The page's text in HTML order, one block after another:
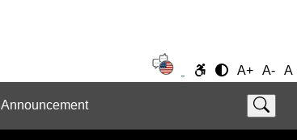
A+ A- A
Announcement